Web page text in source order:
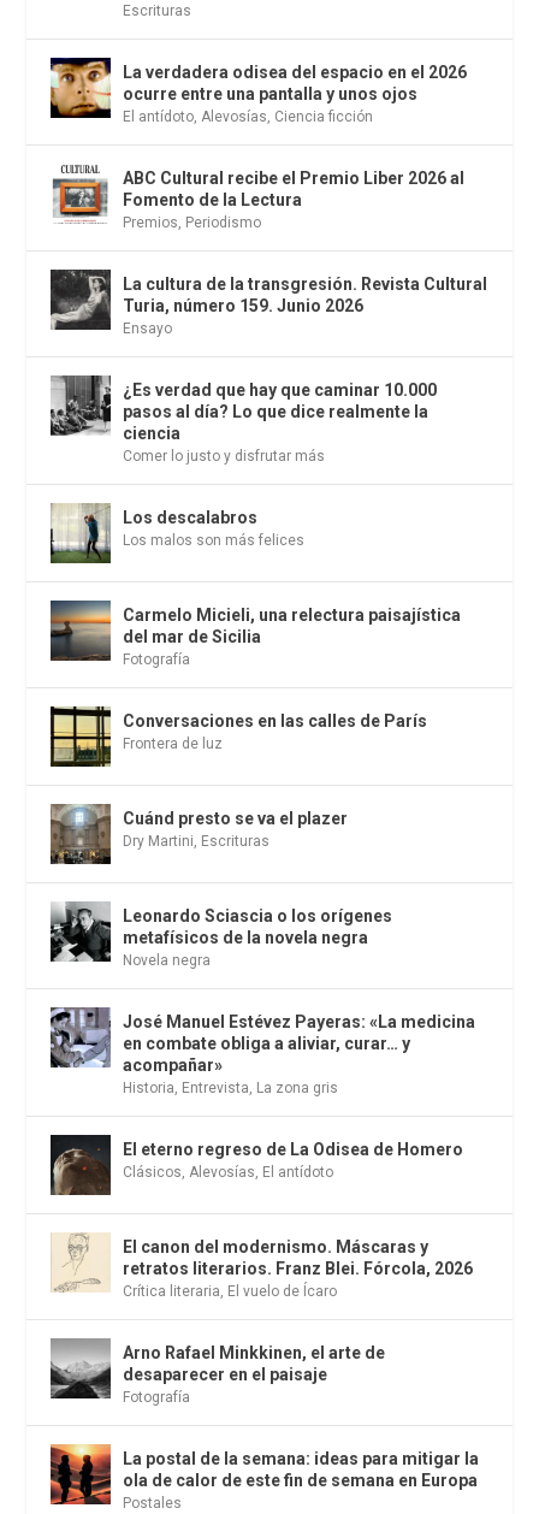
Escrituras
La verdadera odisea del espacio en el 2026
ocurre entre una pantalla y unos ojos
El antídoto,Alevosías, Ciencia ficción
ABC Cultural recibe el Premio Liber 2026 al
Fomento de la Lectura
Premios, Periodismo
La cultura de la transgresión. Revista Cultural
Turia, número 159. Junio 2026
Ensayo
¿Es verdad que hay que caminar 10.000
pasos al día? Lo que dice realmente la
ciencia
Comer lo justo y disfrutar más
Los descalabros
Los malos son más felices
Carmelo Micieli, una relectura paisajística
del mar de Sicilia
Fotografía
Conversaciones en las calles de París
Frontera de luz
Cuánd presto se va el plazer
Dry Martini, Escrituras
Leonardo Sciascia o los orígenes
metafísicos de la novela negra
Novela negra
José Manuel Estévez Payeras: «La medicina
en combate obliga a aliviar, curar… y
acompañar»
Historia, Entrevista, La zona gris
El eterno regreso de La Odisea de Homero
Clásicos,Alevosías, El antídoto
El canon del modernismo. Máscaras y
retratos literarios. Franz Blei. Fórcola, 2026
Crítica literaria, El vuelo de Ícaro
Arno Rafael Minkkinen, el arte de
desaparecer en el paisaje
Fotografía
La postal de la semana: ideas para mitigar la
ola de calor de este fin de semana en Europa
Postales